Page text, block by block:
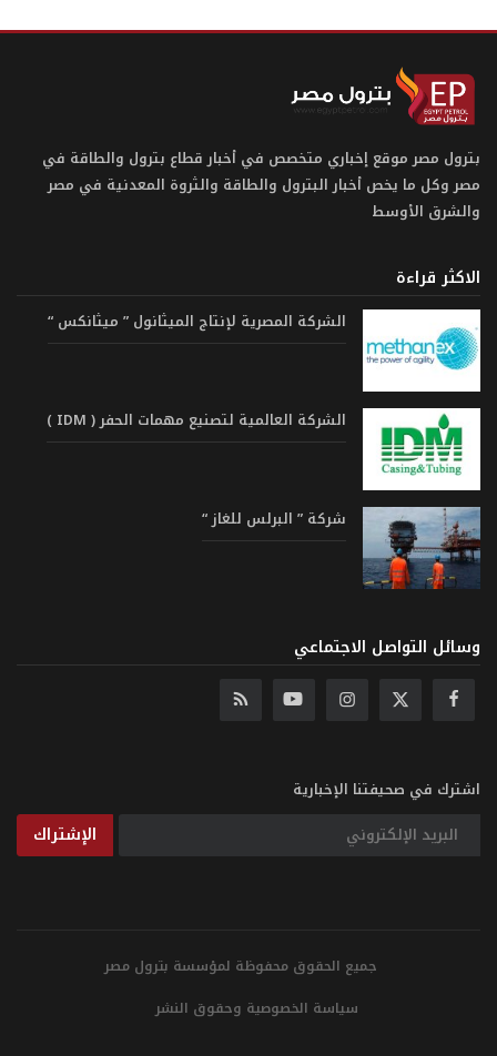
بترول مصر موقع إخباري متخصص في أخبار قطاع بترول والطاقة في
مصر وكل ما يخص أخبار البترول والطاقة والثروة المعدنية في مصر
والشرق الأوسط
الاكثر قراءة
الشركة المصرية لإنتاج الميثانول ” ميثانكس “
الشركة العالمية لتصنيع مهمات الحفر ( IDM )
شركة ” البرلس للغاز “
وسائل التواصل الاجتماعي
اشترك في صحيفتنا الإخبارية
الإشتراك
جميع الحقوق محفوظة لمؤسسة بترول مصر
سياسة الخصوصية وحقوق النشر